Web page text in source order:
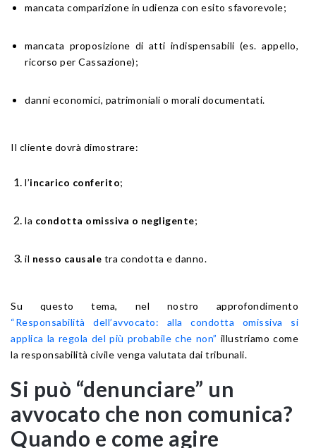
mancata comparizione in udienza con esito sfavorevole;
mancata proposizione di atti indispensabili (es. appello,
ricorso per Cassazione);
danni economici, patrimoniali o morali documentati.
Il cliente dovrà dimostrare:
l’incarico conferito;
la condotta omissiva o negligente;
il nesso causale tra condotta e danno.
Su questo tema, nel nostro approfondimento
“Responsabilità dell’avvocato: alla condotta omissiva si
applica la regola del più probabile che non” illustriamo come
la responsabilità civile venga valutata dai tribunali.
Si può “denunciare” un
avvocato che non comunica?
Quando e come agire